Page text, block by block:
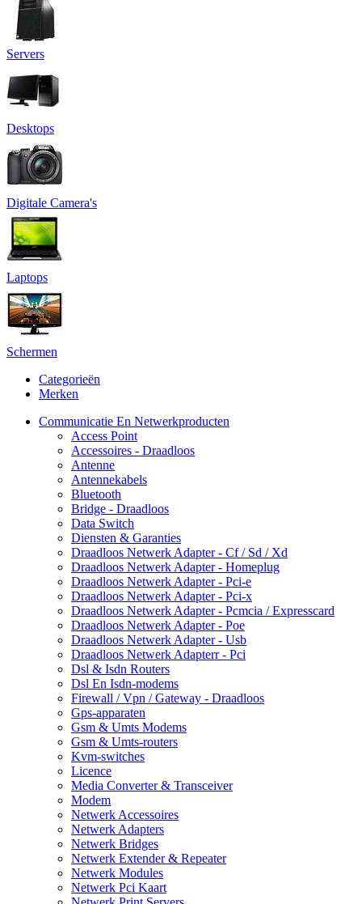
Servers
Desktops
Digitale Camera's
Laptops
Schermen
Categorieën
Merken
Communicatie En Netwerkproducten
Access Point
Accessoires - Draadloos
Antenne
Antennekabels
Bluetooth
Bridge - Draadloos
Data Switch
Diensten & Garanties
Draadloos Netwerk Adapter - Cf / Sd / Xd
Draadloos Netwerk Adapter - Homeplug
Draadloos Netwerk Adapter - Pci-e
Draadloos Netwerk Adapter - Pci-x
Draadloos Netwerk Adapter - Pcmcia / Expresscard
Draadloos Netwerk Adapter - Poe
Draadloos Netwerk Adapter - Usb
Draadloos Netwerk Adapterr - Pci
Dsl & Isdn Routers
Dsl En Isdn-modems
Firewall / Vpn / Gateway - Draadloos
Gps-apparaten
Gsm & Umts Modems
Gsm & Umts-routers
Kvm-switches
Licence
Media Converter & Transceiver
Modem
Netwerk Accessoires
Netwerk Adapters
Netwerk Bridges
Netwerk Extender & Repeater
Netwerk Modules
Netwerk Pci Kaart